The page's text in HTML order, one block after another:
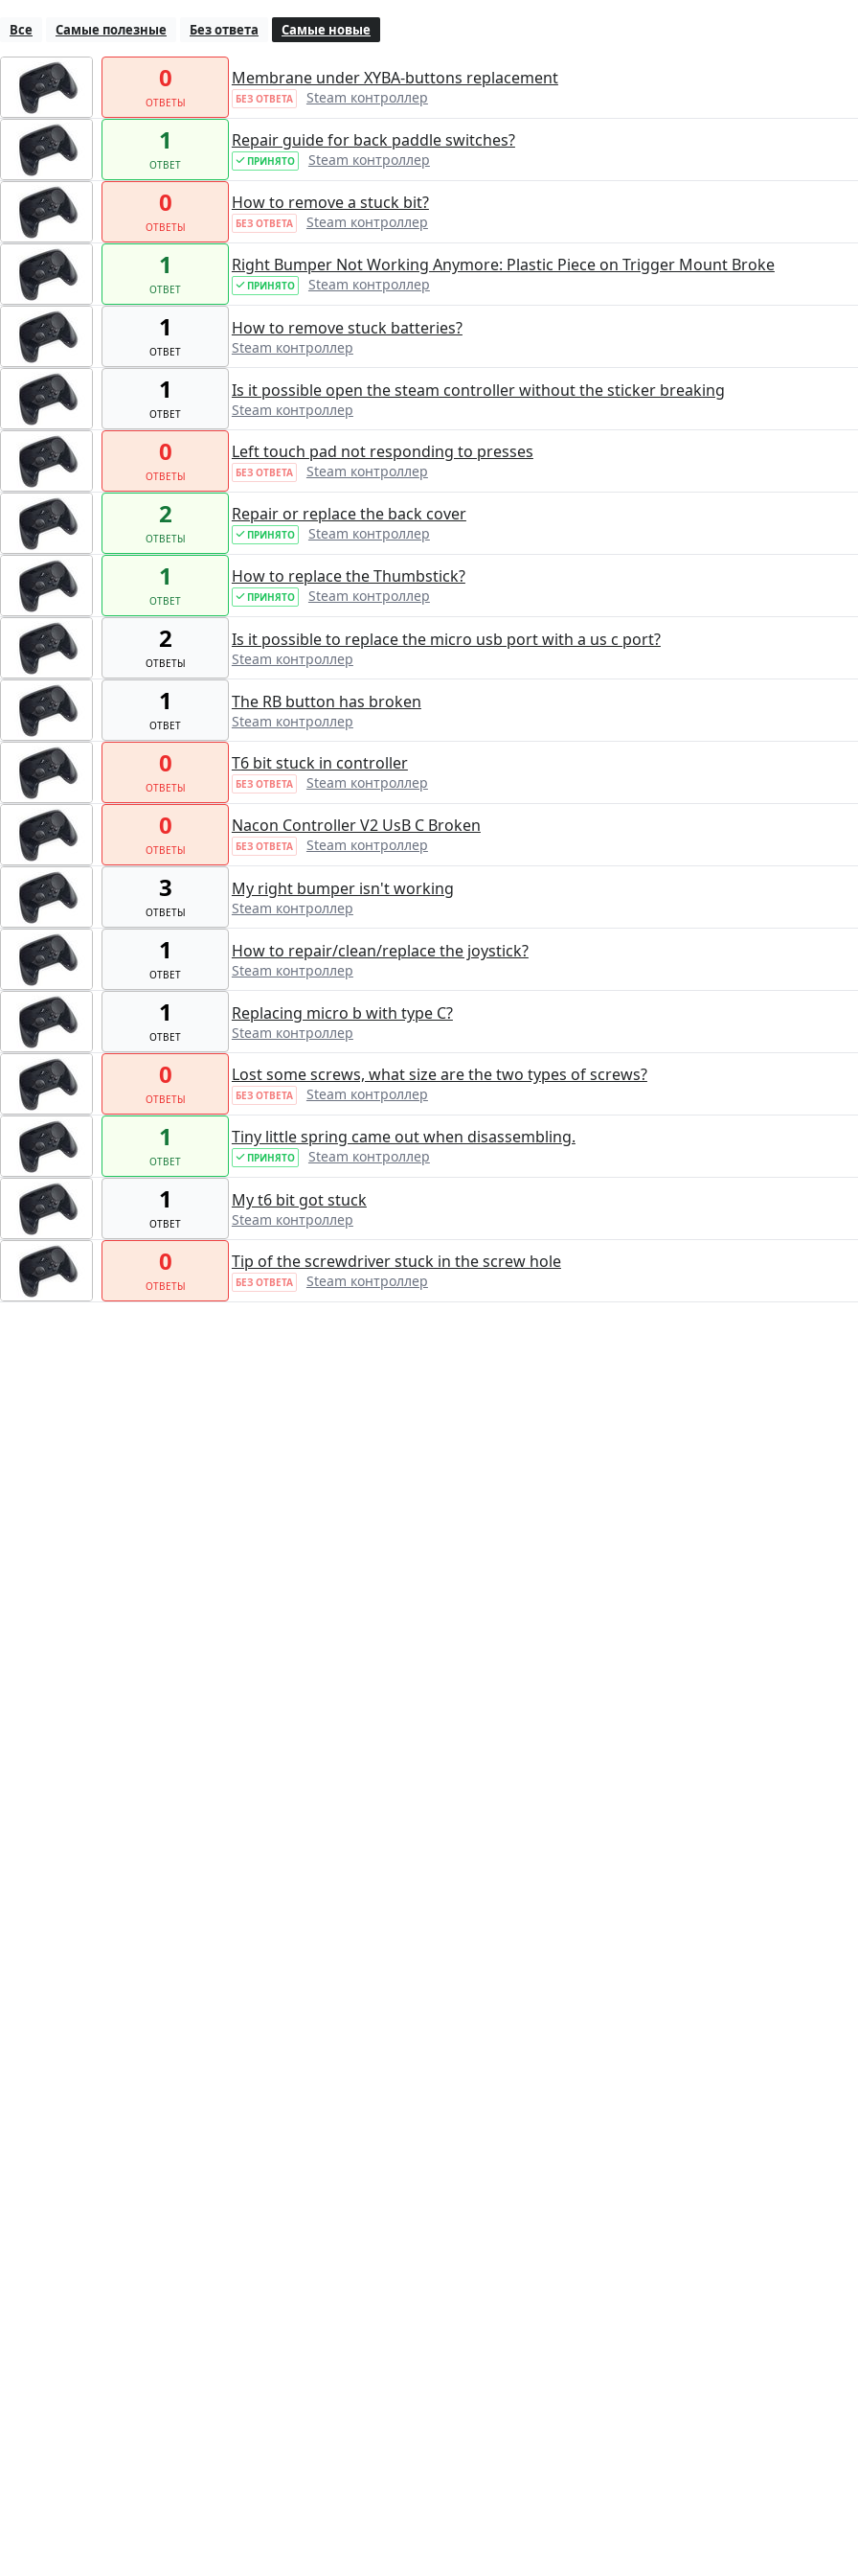
Все Самые полезные Без ответа Самые новые
0
ОТВЕТЫ
Membrane under XYBA-buttons replacement
БЕЗ ОТВЕТА Steam контроллер
1
ОТВЕТ
Repair guide for back paddle switches?
ПРИНЯТО Steam контроллер
0
ОТВЕТЫ
How to remove a stuck bit?
БЕЗ ОТВЕТА Steam контроллер
1
ОТВЕТ
Right Bumper Not Working Anymore: Plastic Piece on Trigger Mount Broke
ПРИНЯТО Steam контроллер
1
ОТВЕТ
How to remove stuck batteries?
Steam контроллер
1
ОТВЕТ
Is it possible open the steam controller without the sticker breaking
Steam контроллер
0
ОТВЕТЫ
Left touch pad not responding to presses
БЕЗ ОТВЕТА Steam контроллер
2
ОТВЕТЫ
Repair or replace the back cover
ПРИНЯТО Steam контроллер
1
ОТВЕТ
How to replace the Thumbstick?
ПРИНЯТО Steam контроллер
2
ОТВЕТЫ
Is it possible to replace the micro usb port with a us c port?
Steam контроллер
1
ОТВЕТ
The RB button has broken
Steam контроллер
0
ОТВЕТЫ
T6 bit stuck in controller
БЕЗ ОТВЕТА Steam контроллер
0
ОТВЕТЫ
Nacon Controller V2 UsB C Broken
БЕЗ ОТВЕТА Steam контроллер
3
ОТВЕТЫ
My right bumper isn't working
Steam контроллер
1
ОТВЕТ
How to repair/clean/replace the joystick?
Steam контроллер
1
ОТВЕТ
Replacing micro b with type C?
Steam контроллер
0
ОТВЕТЫ
Lost some screws, what size are the two types of screws?
БЕЗ ОТВЕТА Steam контроллер
1
ОТВЕТ
Tiny little spring came out when disassembling.
ПРИНЯТО Steam контроллер
1
ОТВЕТ
My t6 bit got stuck
Steam контроллер
0
ОТВЕТЫ
Tip of the screwdriver stuck in the screw hole
БЕЗ ОТВЕТА Steam контроллер